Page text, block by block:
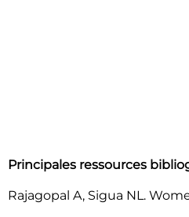
Principales ressources
Rajagopal A, Sigua NL.